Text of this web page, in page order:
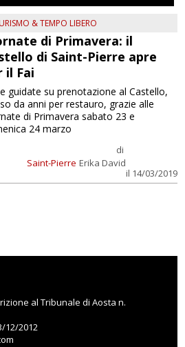
& TEMPO LIBERO
di Primavera: il
di Saint-Pierre apre
il Fai
Saint-Pierre
di
Erika David
il 14/03/2019
guidate su prenotazione al Castello,
da anni per restauro, grazie alle
di Primavera sabato 23 e
24 marzo
al Tribunale di Aosta n.
12/2012